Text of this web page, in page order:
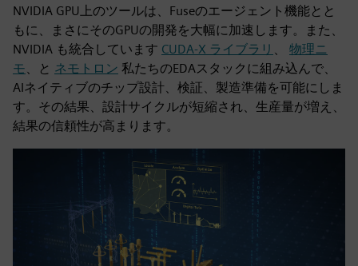
NVIDIA GPU上のツールは、Fuseのエージェント機能とと
もに、まさにそのGPUの開発を大幅に加速します。また、
NVIDIA も統合しています CUDA-X ライブラリ
物理ニ
モ 、と ネモトロン 私たちのEDAスタックに組み込んで、
AIネイティブのチップ設計、検証、製造準備を可能にしま
す。その結果、設計サイクルが短縮され、生産量が増え、
結果の信頼性が高まります。